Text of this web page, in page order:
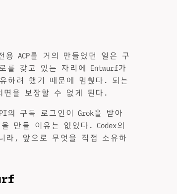
용 ACP를 거의 만들었던 일은 구
를 갖고 있는 자리에 Entwurf가
하려 했기 때문에 멈췄다. 되는
면을 보장할 수 없게 된다.
구독 로그인이 Grok을 받아
만들 이유는 없었다. Codex의
라, 앞으로 무엇을 직접 소유하